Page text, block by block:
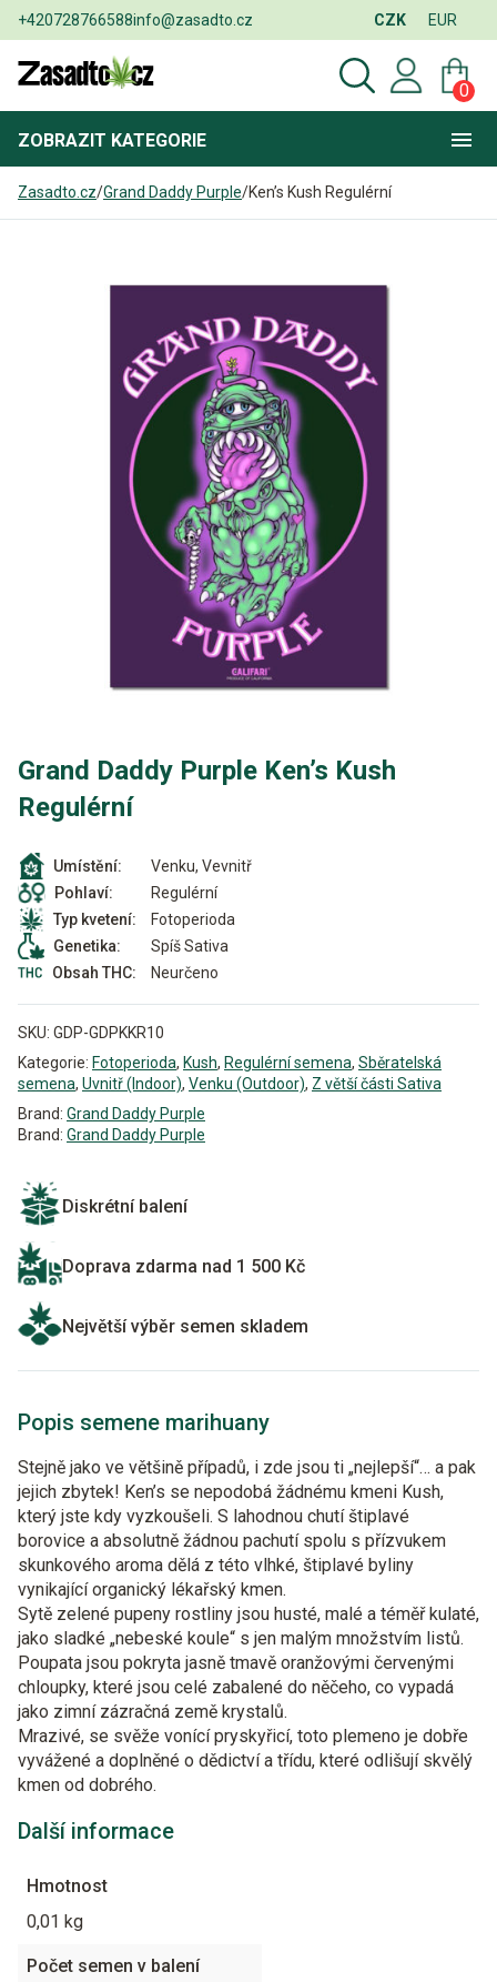
+420728766588info@zasadto.cz CZK EUR
0
ZOBRAZIT KATEGORIE
Zasadto.cz/Grand Daddy Purple/Ken’s Kush Regulérní
Grand Daddy Purple Ken’s Kush
Regulérní
Umístění:
Venku, Vevnitř
Pohlaví:
Regulérní
Typ kvetení:
Fotoperioda
Genetika:
Spíš Sativa
Obsah THC:
Neurčeno
SKU: GDP-GDPKKR10
Kategorie: Fotoperioda, Kush, Regulérní semena, Sběratelská
semena, Uvnitř (Indoor), Venku (Outdoor), Z větší části Sativa
Brand: Grand Daddy Purple
Brand: Grand Daddy Purple
Diskrétní balení
Doprava zdarma nad 1 500 Kč
Největší výběr semen skladem
Popis semene marihuany
Stejně jako ve většině případů, i zde jsou ti „nejlepší“… a pak
jejich zbytek! Ken’s se nepodobá žádnému kmeni Kush,
který jste kdy vyzkoušeli. S lahodnou chutí štiplavé
borovice a absolutně žádnou pachutí spolu s přízvukem
skunkového aroma dělá z této vlhké, štiplavé byliny
vynikající organický lékařský kmen.
Sytě zelené pupeny rostliny jsou husté, malé a téměř kulaté,
jako sladké „nebeské koule“ s jen malým množstvím listů.
Poupata jsou pokryta jasně tmavě oranžovými červenými
chloupky, které jsou celé zabalené do něčeho, co vypadá
jako zimní zázračná země krystalů.
Mrazivé, se svěže vonící pryskyřicí, toto plemeno je dobře
vyvážené a doplněné o dědictví a třídu, které odlišují skvělý
kmen od dobrého.
Další informace
Hmotnost
0,01 kg
Počet semen v balení